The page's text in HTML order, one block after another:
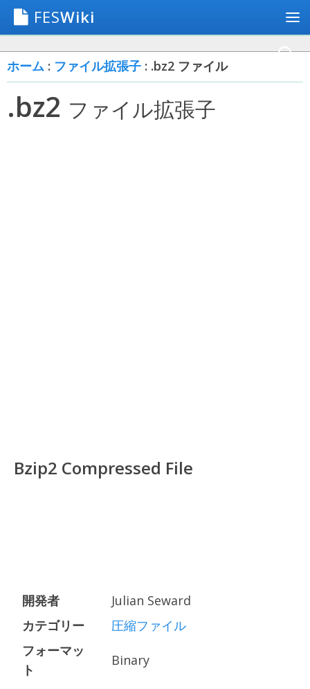
FESWiki
ホーム : ファイル拡張子 : .bz2 ファイル
.bz2 ファイル拡張子
Bzip2 Compressed File
開発者
Julian Seward
カテゴリー
圧縮ファイル
フォーマッ
ト
Binary